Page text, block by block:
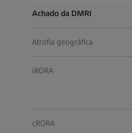
Achado da DMRI
Atrofia geográfica
iRORA
cRORA